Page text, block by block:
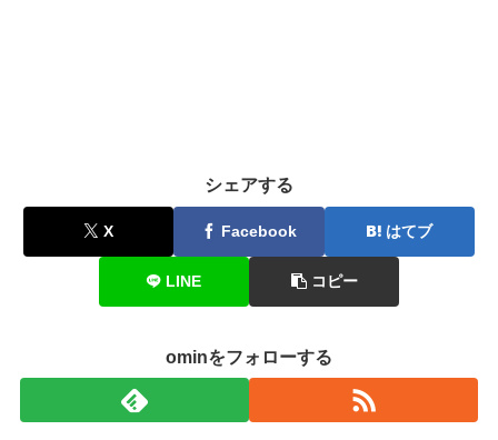
シェアする
X Facebook はてブ
LINE コピー
ominをフォローする